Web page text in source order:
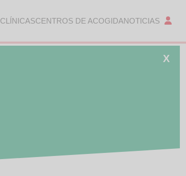
CLÍNICASCENTROS DE ACOGIDANOTICIAS
X